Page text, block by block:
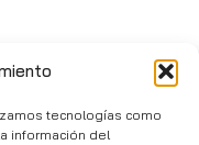
tecnologías como
información del